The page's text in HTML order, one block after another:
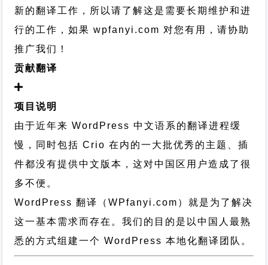
新的翻译工作，所以请了解这是需要长期维护和进
行的工作，如果 wpfanyi.com 对您有用，请协助
推广我们！
贡献翻译
项目说明
由于近年来 WordPress 中文语系的翻译进程缓
慢，同时包括 Crio 在内的一大批优秀的主题、插
件都没有提供中文版本，这对中国区用户造成了很
多不便。
WordPress 翻译（WPfanyi.com） 就是为了解决
这一基本需求而存在。我们的目的是以中国人最熟
悉的方式组建一个 WordPress 本地化翻译团队。